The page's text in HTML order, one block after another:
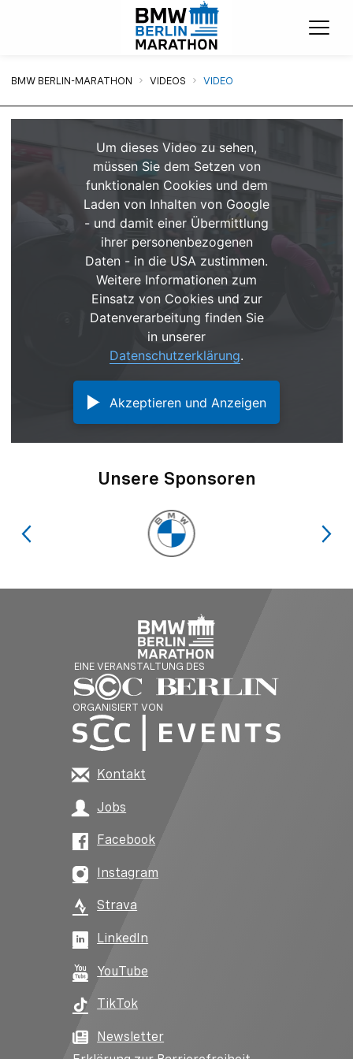
BMW BERLIN-MARATHON VIDEOS VIDEO
Um dieses Video zu sehen,
müssen Sie dem Setzen von
funktionalen Cookies und dem
Laden von Inhalten von Google
- und damit einer Übermittlung
ihrer personenbezogenen
Daten - in die USA zustimmen.
Weitere Informationen zum
Einsatz von Cookies und zur
Datenverarbeitung finden Sie
in unserer
Datenschutzerklärung.
Akzeptieren und Anzeigen
Unsere Sponsoren
EINE VERANSTALTUNG DES
ORGANISIERT VON
Kontakt
Jobs
Facebook
Instagram
Strava
LinkedIn
YouTube
TikTok
Newsletter